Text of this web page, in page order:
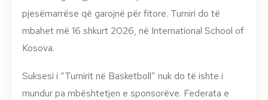
pjesëmarrëse që garojnë për fitore. Turniri do të
mbahet më 16 shkurt 2026, në International School of
Kosova.
Suksesi i “Turnirit në Basketboll” nuk do të ishte i
mundur pa mbështetjen e sponsorëve. Federata e